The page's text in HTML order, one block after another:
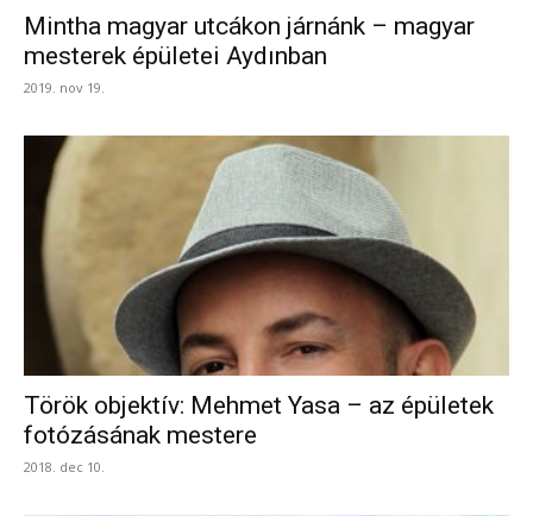
Mintha magyar utcákon járnánk – magyar
mesterek épületei Aydınban
2019. nov 19.
Török objektív: Mehmet Yasa – az épületek
fotózásának mestere
2018. dec 10.